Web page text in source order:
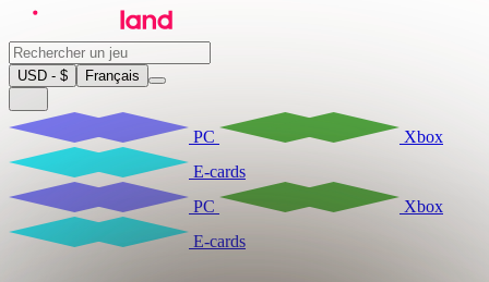
USD - $ Français
PC
Xbox
E-cards
PC
Xbox
E-cards